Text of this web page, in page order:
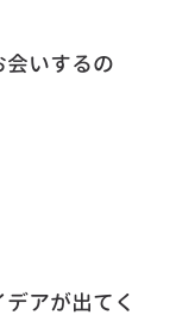
いするの
アが出てく